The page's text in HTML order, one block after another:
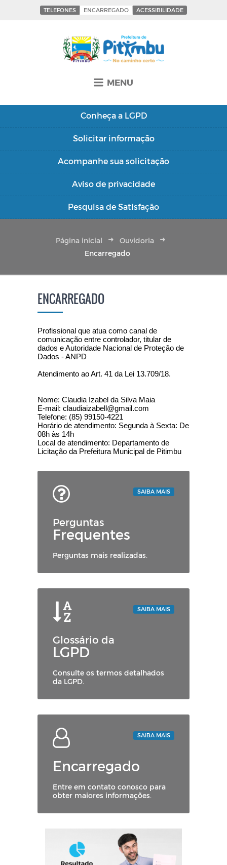
TELEFONES ENCARREGADO ACESSIBILIDADE
MENU
Conheça a LGPD
Solicitar informação
Acompanhe sua solicitação
Aviso de privacidade
Pesquisa de Satisfação
Página inicial
Ouvidoria
Encarregado
ENCARREGADO
Profissional que atua como canal de
comunicação entre controlador, titular de
dados e Autoridade Nacional de Proteção de
Dados - ANPD
Atendimento ao Art. 41 da Lei 13.709/18.
Nome: Claudia Izabel da Silva Maia
E-mail: claudiaizabell@gmail.com
Telefone: (85) 99150-4221
Horário de atendimento: Segunda à Sexta: De
08h às 14h
Local de atendimento: Departamento de
Licitação da Prefeitura Municipal de Pitimbu
Perguntas
Frequentes
Perguntas mais realizadas.
SAIBA MAIS
Glossário da
LGPD
Consulte os termos detalhados
da LGPD.
SAIBA MAIS
Encarregado
Entre em contato conosco para
obter maiores informações.
SAIBA MAIS